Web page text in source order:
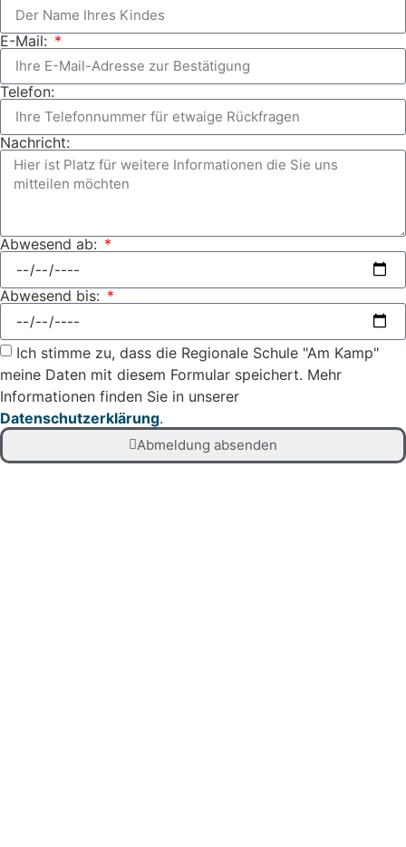
E-Mail:
Telefon:
Nachricht:
Abwesend ab:
Abwesend bis:
Ich stimme zu, dass die Regionale Schule "Am Kamp"
meine Daten mit diesem Formular speichert. Mehr
Informationen finden Sie in unserer
Datenschutzerklärung.
Abmeldung absenden